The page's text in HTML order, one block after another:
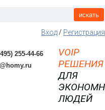
искать
Вход/ Регистрация
255-44-66
VOIP
РЕШЕНИЯ
ДЛЯ
ЛЮДЕЙ